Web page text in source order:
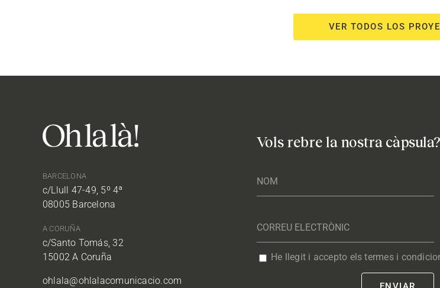
VER TODOS LOS
BARCELONA
c/Llull 47-49, 5º 4ª
08005 Barcelona
A CORUÑA
c/Santo Tomás, 32
15002 A Coruña
ohlala@ohlalacomunicacio.com
Vols rebre la nostra càpsula?
He llegit i accepto els termes i